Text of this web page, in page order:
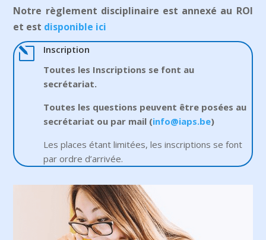
Notre règlement disciplinaire est annexé au ROI
et est disponible ici
l
Inscription
Toutes les Inscriptions se font au
secrétariat.
Toutes les questions peuvent être posées au
secrétariat ou par mail (info@iaps.be)
Les places étant limitées, les inscriptions se font
par ordre d’arrivée.